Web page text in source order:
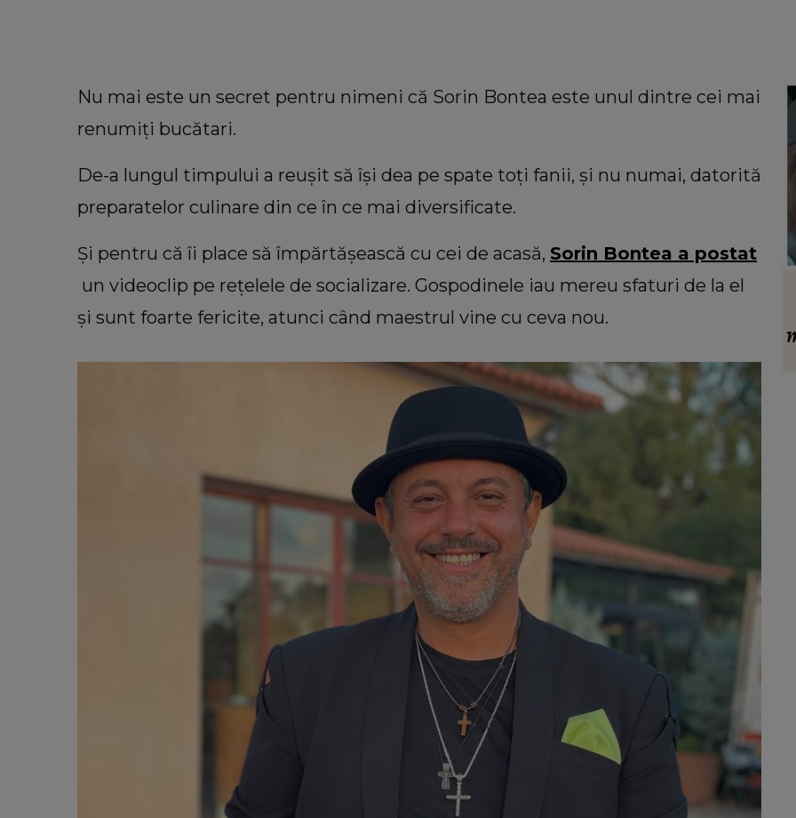
Nu mai este un secret pentru nimeni că Sorin Bontea este unul dintre cei mai
renumiți bucătari.
De-a lungul timpului a reușit să își dea pe spate toți fanii, și nu numai, datorită
preparatelor culinare din ce în ce mai diversificate.
Și pentru că îi place să împărtășească cu cei de acasă, Sorin Bontea a postat
un videoclip pe rețelele de socializare. Gospodinele iau mereu sfaturi de la el
și sunt foarte fericite, atunci când maestrul vine cu ceva nou.
părinții
care și-a
condusă pe
VEDETE
Cătălin Crișan a făcut anunțul
neașteptat despre relația lui. Ce se
întâmplă cu artistul în aceste
momente: “Sper să nu mă întrebați de
VEDETE
Alina Pușcău intră în operație! Ce
că boala a intrat în metastaze: “Am
cancer!”